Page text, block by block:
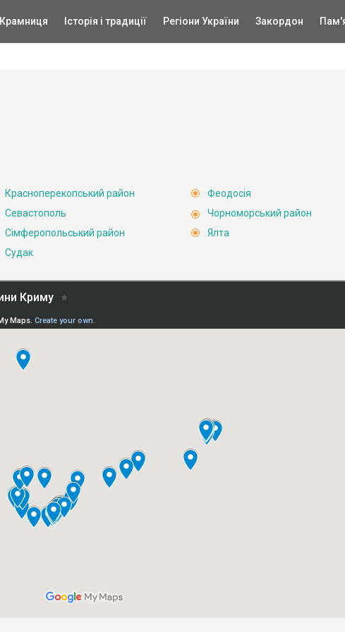
Крамниця Історія і традиції Регіони України Закордон
Красноперекопський район
Севастополь
Сімферопольський район
Судак
Феодосія
Чорноморський район
Ялта